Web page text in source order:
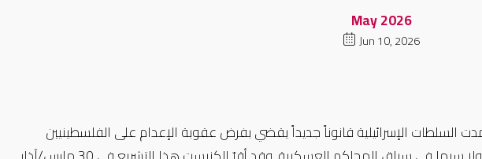
May 2026
Jun 10, 2026